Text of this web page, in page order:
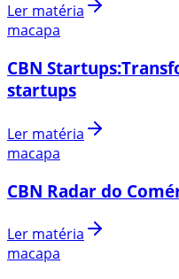
Ler matéria
macapa
CBN
startups
Ler matéria
macapa
CBN Radar do
Ler matéria
macapa